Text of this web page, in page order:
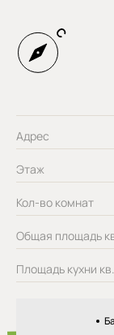
Адрес
Этаж
Кол-во комнат
Общая площадь
Площадь кухни